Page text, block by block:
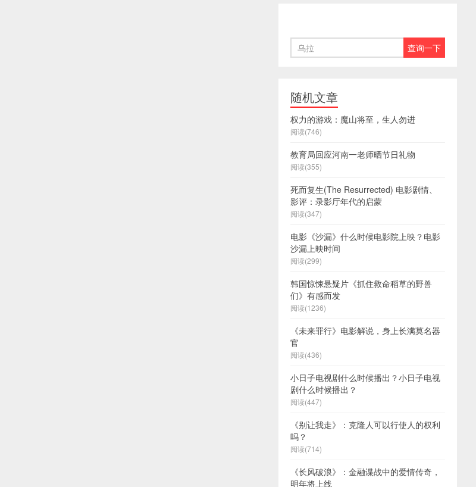
随机文章
权力的游戏：魔山将至，生人勿进
阅读(746)
教育局回应河南一老师晒节日礼物
阅读(355)
死而复生(The Resurrected) 电影剧情、
影评：录影厅年代的启蒙
阅读(347)
电影《沙漏》什么时候电影院上映？电影
沙漏上映时间
阅读(299)
韩国惊悚悬疑片《抓住救命稻草的野兽
们》有感而发
阅读(1236)
《未来罪行》电影解说，身上长满莫名器
官
阅读(436)
小日子电视剧什么时候播出？小日子电视
剧什么时候播出？
阅读(447)
《别让我走》：克隆人可以行使人的权利
吗？
阅读(714)
《长风破浪》：金融谍战中的爱情传奇，
明年将上线